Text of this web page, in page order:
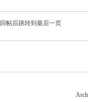
回帖后跳转到最后一页